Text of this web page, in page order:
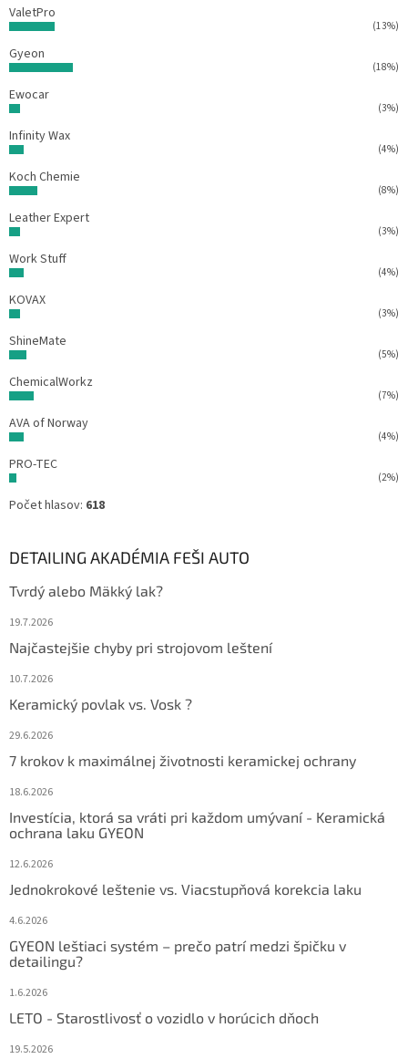
ValetPro
(13%)
Gyeon
(18%)
Ewocar
(3%)
Infinity Wax
(4%)
Koch Chemie
(8%)
Leather Expert
(3%)
Work Stuff
(4%)
KOVAX
(3%)
ShineMate
(5%)
ChemicalWorkz
(7%)
AVA of Norway
(4%)
PRO-TEC
(2%)
Počet hlasov: 618
DETAILING AKADÉMIA FEŠI AUTO
Tvrdý alebo Mäkký lak?
19.7.2026
Najčastejšie chyby pri strojovom leštení
10.7.2026
Keramický povlak vs. Vosk ?
29.6.2026
7 krokov k maximálnej životnosti keramickej ochrany
18.6.2026
Investícia, ktorá sa vráti pri každom umývaní - Keramická
ochrana laku GYEON
12.6.2026
Jednokrokové leštenie vs. Viacstupňová korekcia laku
4.6.2026
GYEON leštiaci systém – prečo patrí medzi špičku v
detailingu?
1.6.2026
LETO - Starostlivosť o vozidlo v horúcich dňoch
19.5.2026